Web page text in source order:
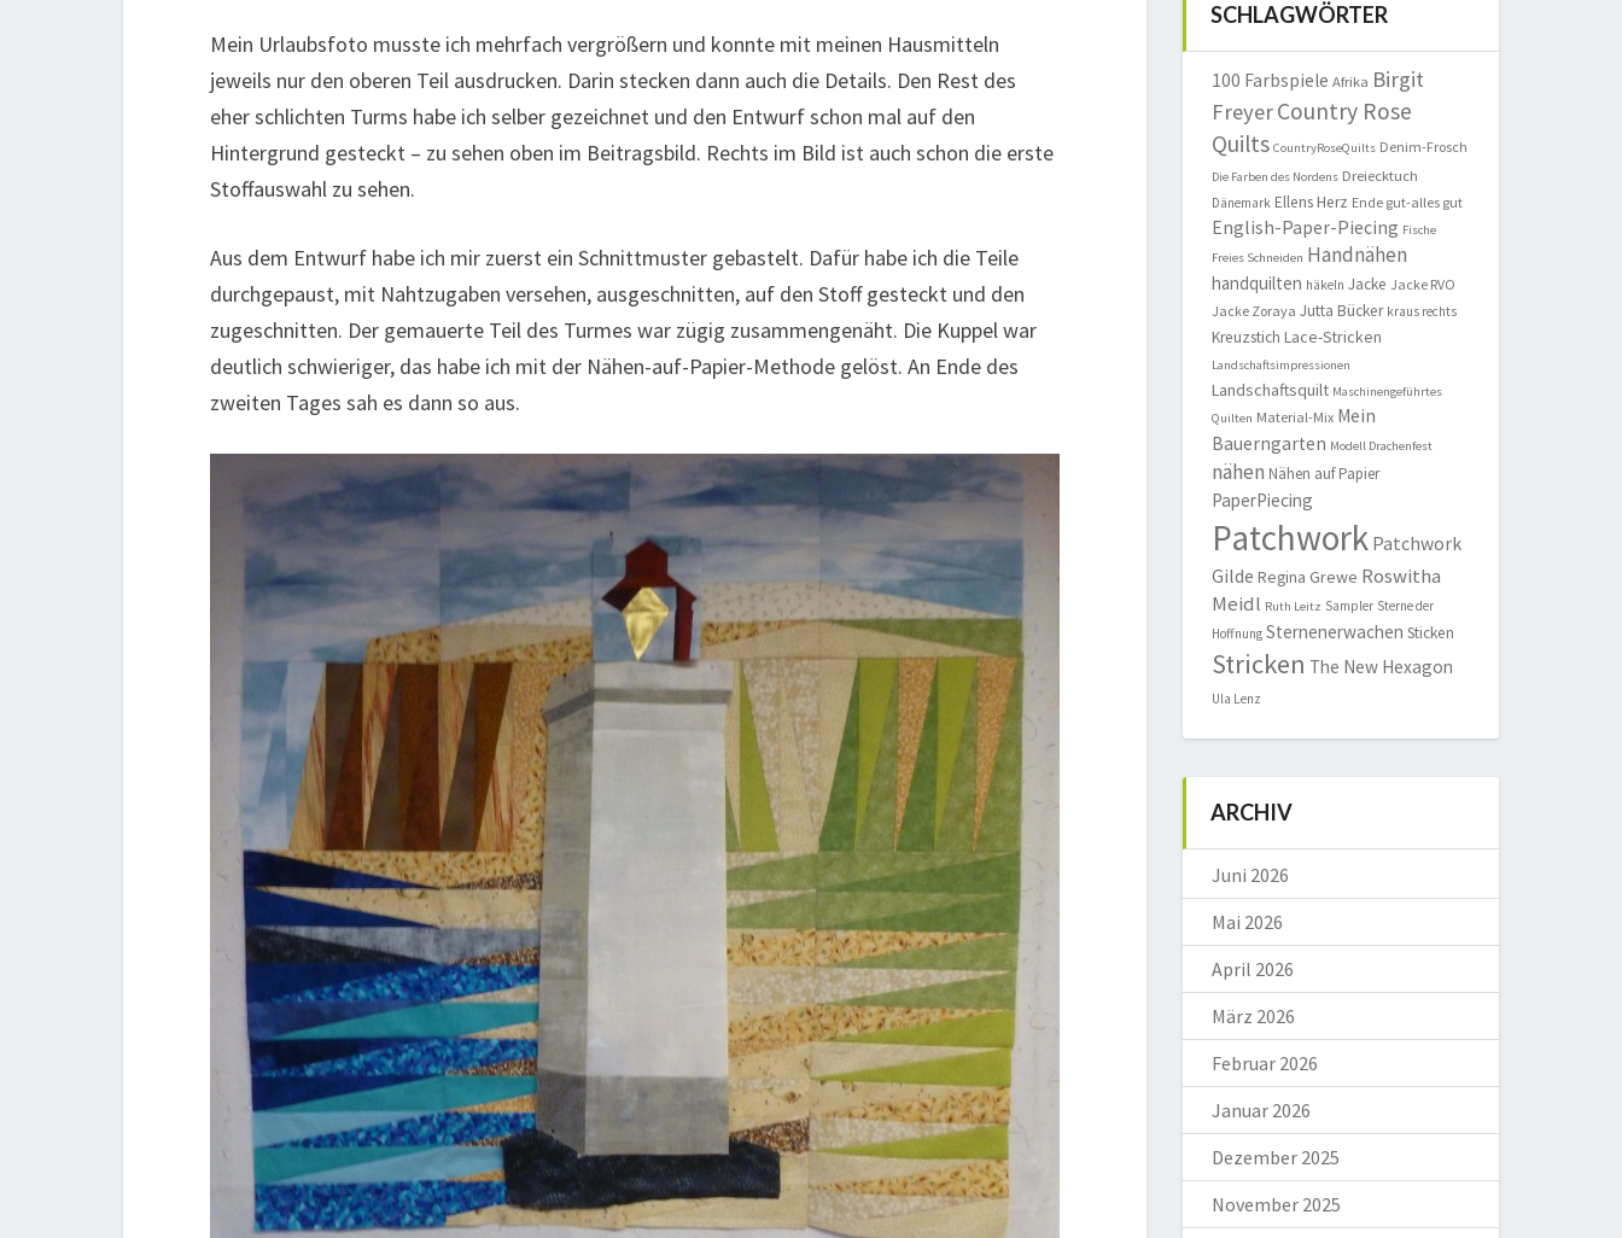
Mein Urlaubsfoto musste ich mehrfach vergrößern und konnte mit meinen Hausmitteln
jeweils nur den oberen Teil ausdrucken. Darin stecken dann auch die Details. Den Rest des
eher schlichten Turms habe ich selber gezeichnet und den Entwurf schon mal auf den
Hintergrund gesteckt – zu sehen oben im Beitragsbild. Rechts im Bild ist auch schon die erste
Stoffauswahl zu sehen.
Aus dem Entwurf habe ich mir zuerst ein Schnittmuster gebastelt. Dafür habe ich die Teile
durchgepaust, mit Nahtzugaben versehen, ausgeschnitten, auf den Stoff gesteckt und den
zugeschnitten. Der gemauerte Teil des Turmes war zügig zusammengenäht. Die Kuppel war
deutlich schwieriger, das habe ich mit der Nähen-auf-Papier-Methode gelöst. An Ende des
zweiten Tages sah es dann so aus.
SCHLAGWÖRTER
100 Farbspiele Afrika Birgit
FreyerCountry Rose
Quilts CountryRoseQuilts Denim-Frosch
Die Farben des Nordens Dreiecktuch
Dänemark Ellens Herz Ende gut-alles gut
English-Paper-Piecing Fische
Freies Schneiden Handnähen
handquilten häkeln Jacke Jacke RVO
Jacke Zoraya Jutta Bücker kraus rechts
Kreuzstich Lace-Stricken
Landschaftsimpressionen
Landschaftsquilt Maschinengeführtes
Quilten Material-Mix Mein
Bauerngarten Modell Drachenfest
nähen Nähen auf Papier
PaperPiecing
Patchwork Patchwork
Gilde Regina Grewe Roswitha
Meidl Ruth Leitz Sampler Sterne der
Hoffnung Sternenerwachen Sticken
Stricken The New Hexagon
Ula Lenz
ARCHIV
Juni 2026
Mai 2026
April 2026
März 2026
Februar 2026
Januar 2026
Dezember 2025
November 2025